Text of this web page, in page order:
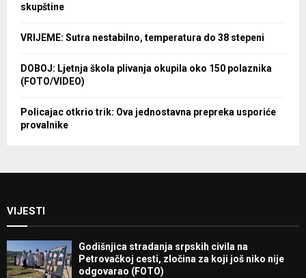
skupštine
VRIJEME: Sutra nestabilno, temperatura do 38 stepeni
DOBOJ: Ljetnja škola plivanja okupila oko 150 polaznika
(FOTO/VIDEO)
Policajac otkrio trik: Ova jednostavna prepreka usporiće
provalnike
VIJESTI
Godišnjica stradanja srpskih civila na
Petrovačkoj cesti, zločina za koji još niko nije
odgovarao (FOTO)